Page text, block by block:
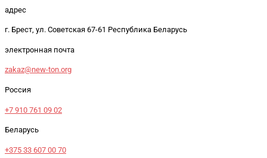
адрес
г. Брест, ул. Советская 67-61 Республика Беларусь
электронная почта
zakaz@new-ton.org
Россия
+7 910 761 09 02
Беларусь
+375 33 607 00 70